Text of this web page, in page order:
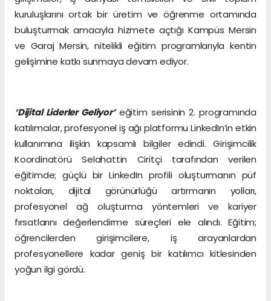
kuruluşlarını ortak bir üretim ve öğrenme ortamında
buluşturmak amacıyla hizmete açtığı Kampüs Mersin
ve Garaj Mersin, nitelikli eğitim programlarıyla kentin
gelişimine katkı sunmaya devam ediyor.
‘Dijital Liderler Geliyor’eğitim serisinin 2. programında
katılımcılar, profesyonel iş ağı platformu LinkedIn’in etkin
kullanımına ilişkin kapsamlı bilgiler edindi. Girişimcilik
Koordinatörü Selahattin Ciritçi tarafından verilen
eğitimde; güçlü bir LinkedIn profili oluşturmanın püf
noktaları, dijital görünürlüğü artırmanın yolları,
profesyonel ağ oluşturma yöntemleri ve kariyer
fırsatlarını değerlendirme süreçleri ele alındı. Eğitim;
öğrencilerden girişimcilere, iş arayanlardan
profesyonellere kadar geniş bir katılımcı kitlesinden
yoğun ilgi gördü.